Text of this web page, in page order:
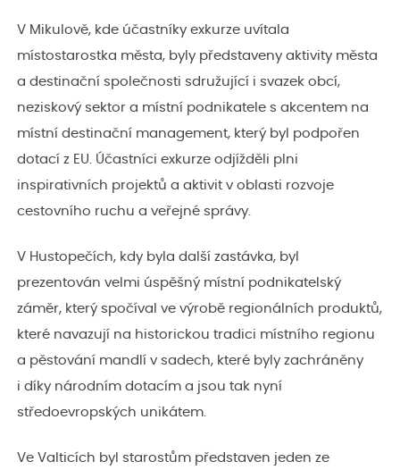
V Mikulově, kde účastníky exkurze uvítala
místostarostka města, byly představeny aktivity města
a destinační společnosti sdružující i svazek obcí,
neziskový sektor a místní podnikatele s akcentem na
místní destinační management, který byl podpořen
dotací z EU. Účastníci exkurze odjížděli plni
inspirativních projektů a aktivit v oblasti rozvoje
cestovního ruchu a veřejné správy.
V Hustopečích, kdy byla další zastávka, byl
prezentován velmi úspěšný místní podnikatelský
záměr, který spočíval ve výrobě regionálních produktů,
které navazují na historickou tradici místního regionu
a pěstování mandlí v sadech, které byly zachráněny
i díky národním dotacím a jsou tak nyní
středoevropských unikátem.
Ve Valticích byl starostům představen jeden ze